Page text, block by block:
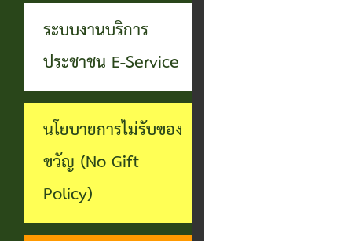
Service)
เว็บไซต์
ระบบงานบริการ
ประชาชน E-Service
นโยบายการไม่รับของ
ขวัญ (No Gift
Policy)